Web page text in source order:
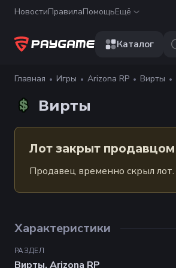
НовостиПравилаПомощьЕщё
Каталог
Главная Игры Arizona RP Вирты
Вирты
Лот закрыт продавцом
Продавец временно скрыл лот.
Характеристики
РАЗДЕЛ
Вирты, Arizona RP